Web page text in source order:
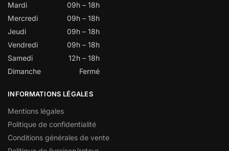
Mardi
09h – 18h
Mercredi
09h – 18h
Jeudi
09h – 18h
Vendredi
09h – 18h
Samedi
12h – 18h
Dimanche
Fermé
INFORMATIONS LÉGALES
Mentions légales
Politique de confidentialité
Conditions générales de vente